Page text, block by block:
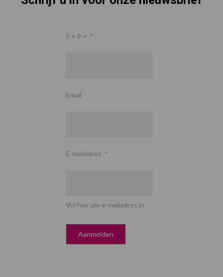
5 + 9 = *
Email
E-mailadres *
Vul hier uw e-mailadres in